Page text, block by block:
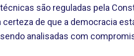
são reguladas pela
certeza de que a democracia
analisadas com